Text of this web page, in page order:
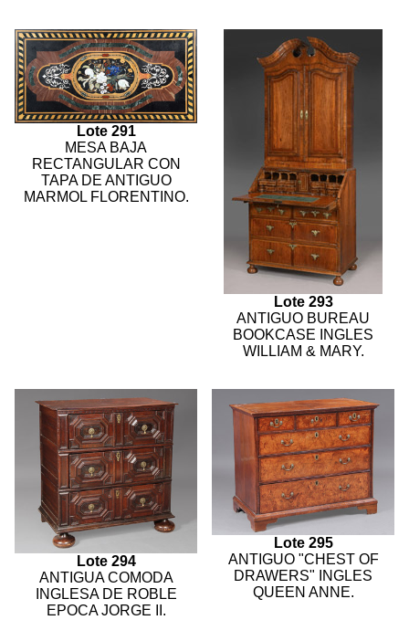
Lote 291
MESA BAJA
RECTANGULAR CON
TAPA DE ANTIGUO
MARMOL FLORENTINO.
Lote 293
ANTIGUO BUREAU
BOOKCASE INGLES
WILLIAM & MARY.
Lote 294
ANTIGUA COMODA
INGLESA DE ROBLE
EPOCA JORGE II.
Lote 295
ANTIGUO "CHEST OF
DRAWERS" INGLES
QUEEN ANNE.